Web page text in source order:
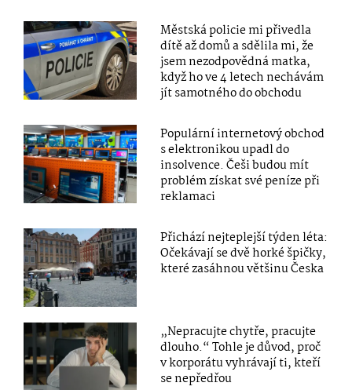
Městská policie mi přivedla
dítě až domů a sdělila mi, že
jsem nezodpovědná matka,
když ho ve 4 letech nechávám
jít samotného do obchodu
Populární internetový obchod
s elektronikou upadl do
insolvence. Češi budou mít
problém získat své peníze při
reklamaci
Přichází nejteplejší týden léta:
Očekávají se dvě horké špičky,
které zasáhnou většinu Česka
„Nepracujte chytře, pracujte
dlouho.“ Tohle je důvod, proč
v korporátu vyhrávají ti, kteří
se nepředřou